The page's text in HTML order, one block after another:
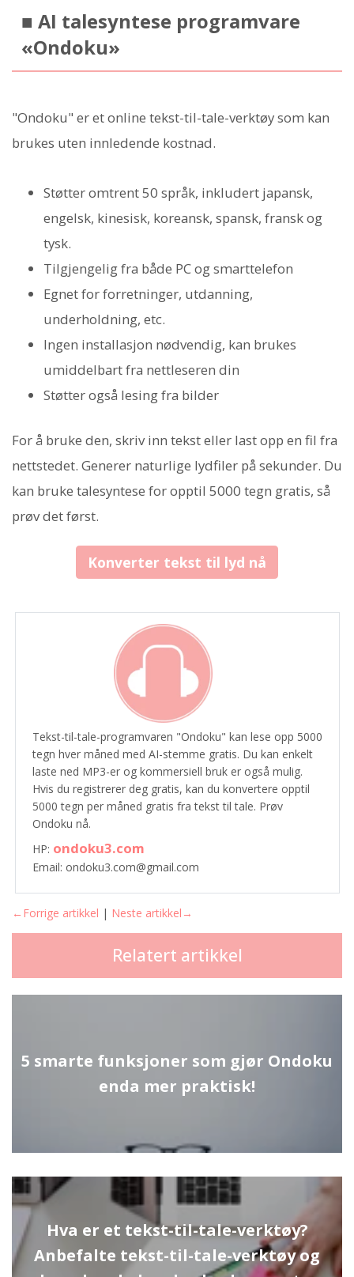
■ AI talesyntese programvare
«Ondoku»
"Ondoku" er et online tekst-til-tale-verktøy som kan
brukes uten innledende kostnad.
Støtter omtrent 50 språk, inkludert japansk,
engelsk, kinesisk, koreansk, spansk, fransk og
tysk.
Tilgjengelig fra både PC og smarttelefon
Egnet for forretninger, utdanning,
underholdning, etc.
Ingen installasjon nødvendig, kan brukes
umiddelbart fra nettleseren din
Støtter også lesing fra bilder
For å bruke den, skriv inn tekst eller last opp en fil fra
nettstedet. Generer naturlige lydfiler på sekunder. Du
kan bruke talesyntese for opptil 5000 tegn gratis, så
prøv det først.
Konverter tekst til lyd nå
Tekst-til-tale-programvaren "Ondoku" kan lese opp 5000
tegn hver måned med AI-stemme gratis. Du kan enkelt
laste ned MP3-er og kommersiell bruk er også mulig.
Hvis du registrerer deg gratis, kan du konvertere opptil
5000 tegn per måned gratis fra tekst til tale. Prøv
Ondoku nå.
HP: ondoku3.com
Email: ondoku3.com@gmail.com
←Forrige artikkel | Neste artikkel→
Relatert artikkel
5 smarte funksjoner som gjør Ondoku
enda mer praktisk!
Hva er et tekst-til-tale-verktøy?
Anbefalte tekst-til-tale-verktøy og